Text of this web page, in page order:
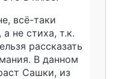
всё-таки
не стиха, т.к.
рассказать
В данном
Сашки, из